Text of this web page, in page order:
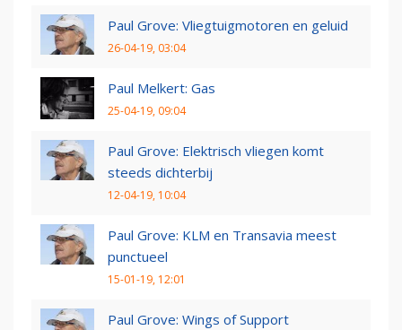
Paul Grove: Vliegtuigmotoren en geluid
26-04-19, 03:04
Paul Melkert: Gas
25-04-19, 09:04
Paul Grove: Elektrisch vliegen komt
steeds dichterbij
12-04-19, 10:04
Paul Grove: KLM en Transavia meest
punctueel
15-01-19, 12:01
Paul Grove: Wings of Support